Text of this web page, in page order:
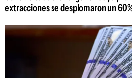
extracciones se desplomaron un